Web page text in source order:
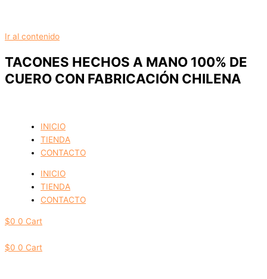
Ir al contenido
TACONES HECHOS A MANO 100% DE
CUERO CON FABRICACIÓN CHILENA
INICIO
TIENDA
CONTACTO
INICIO
TIENDA
CONTACTO
$0 0 Cart
$0 0 Cart